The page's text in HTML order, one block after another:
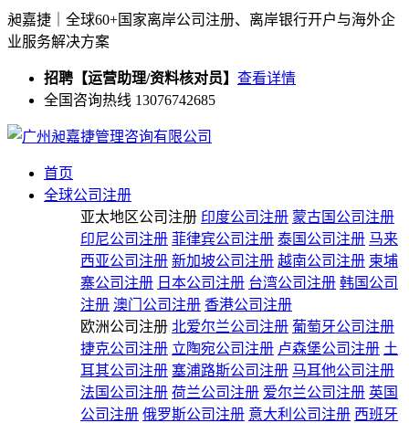
昶嘉捷｜全球60+国家离岸公司注册、离岸银行开户与海外企
业服务解决方案
招聘【运营助理/资料核对员】 查看详情
全国咨询热线 13076742685
首页
全球公司注册
亚太地区公司注册 印度公司注册 蒙古国公司注册
印尼公司注册 菲律宾公司注册 泰国公司注册 马来
西亚公司注册 新加坡公司注册 越南公司注册 柬埔
寨公司注册 日本公司注册 台湾公司注册 韩国公司
注册 澳门公司注册 香港公司注册
欧洲公司注册 北爱尔兰公司注册 葡萄牙公司注册
捷克公司注册 立陶宛公司注册 卢森堡公司注册 土
耳其公司注册 塞浦路斯公司注册 马耳他公司注册
法国公司注册 荷兰公司注册 爱尔兰公司注册 英国
公司注册 俄罗斯公司注册 意大利公司注册 西班牙